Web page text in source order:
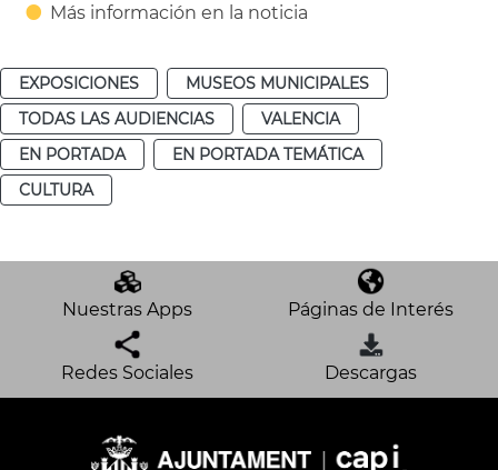
Más información en la noticia
EXPOSICIONES
MUSEOS MUNICIPALES
TODAS LAS AUDIENCIAS
VALENCIA
EN PORTADA
EN PORTADA TEMÁTICA
CULTURA
Nuestras Apps Páginas de Interés
Redes Sociales Descargas